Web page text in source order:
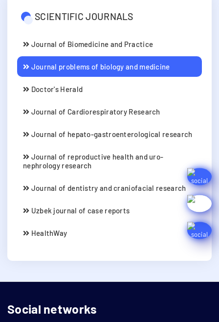
SCIENTIFIC JOURNALS
Journal of Biomedicine and Practice
Journal problems of biology and medicine
Doctor's Herald
Journal of Cardiorespiratory Research
Journal of hepato-gastroenterological research
Journal of reproductive health and uro-
nephrology research
Journal of dentistry and craniofacial research
Uzbek journal of case reports
HealthWay
Social networks